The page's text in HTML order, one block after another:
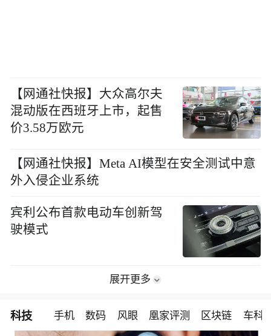
【网通社快报】大众高尔夫
混动版在西班牙上市，起售
价3.58万欧元
【网通社快报】Meta AI模型在安全测试中意
外入侵企业系统
宾利公布首款电动车创新驾
驶模式
展开更多
科技 手机 数码 风眼 凰家评测 区块链 车科